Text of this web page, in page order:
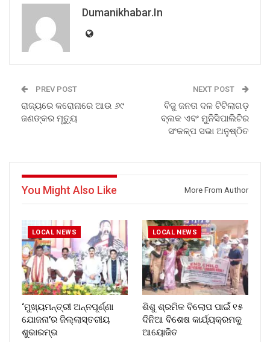
Dumanikhabar.in
PREV POST
ରାଜ୍ୟରେ କରୋନାରେ ଆଉ ୬୯
ଜଣଙ୍କର ମୃତ୍ୟୁ
NEXT POST
ବିଜୁ ଜନତା ଦଳ ଟିଟିଲାଗଡ଼
ବ୍ଲକ ଏବଂ ମୁନିସିପାଲିଟିର
ସଂକଳ୍ପ ସଭା ଅନୁଷ୍ଠିତ
You Might Also Like More From Author
LOCAL NEWS
‘ମୁଖ୍ୟମନ୍ତ୍ରୀ ଅନ୍ନପୂର୍ଣ୍ଣା
ଯୋଜନା’ର ଜିଲ୍ଲାସ୍ତରୀୟ
ଶୁଭାରମ୍ଭ
LOCAL NEWS
ଶିଶୁ ଶ୍ରମିକ ବିଲୋପ ପାଇଁ ୧୫
ଦିନିଆ ବିଶେଷ କାର୍ଯ୍ୟକ୍ରମକୁ
ଆୟୋଜିତ